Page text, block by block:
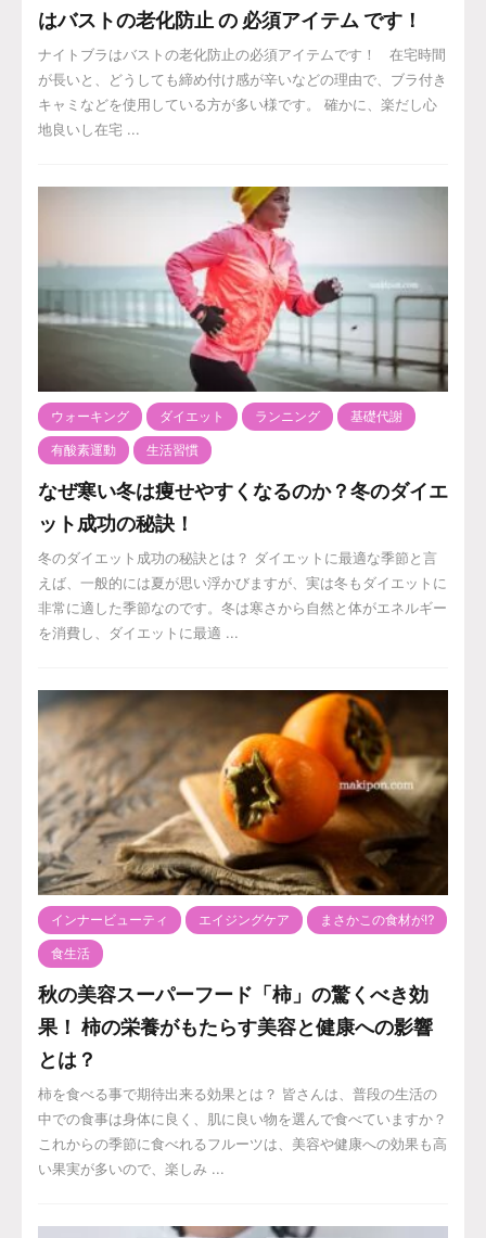
はバストの老化防止 の 必須アイテム です！
ナイトブラはバストの老化防止の必須アイテムです！ 在宅時間
が長いと、どうしても締め付け感が辛いなどの理由で、ブラ付き
キャミなどを使用している方が多い様です。 確かに、楽だし心
地良いし在宅 ...
ウォーキング ダイエット ランニング 基礎代謝
有酸素運動 生活習慣
なぜ寒い冬は痩せやすくなるのか？冬のダイエ
ット成功の秘訣！
冬のダイエット成功の秘訣とは？ ダイエットに最適な季節と言
えば、一般的には夏が思い浮かびますが、実は冬もダイエットに
非常に適した季節なのです。冬は寒さから自然と体がエネルギー
を消費し、ダイエットに最適 ...
インナービューティ エイジングケア まさかこの食材が⁉️
食生活
秋の美容スーパーフード「柿」の驚くべき効
果！ 柿の栄養がもたらす美容と健康への影響
とは？
柿を食べる事で期待出来る効果とは？ 皆さんは、普段の生活の
中での食事は身体に良く、肌に良い物を選んで食べていますか？
これからの季節に食べれるフルーツは、美容や健康への効果も高
い果実が多いので、楽しみ ...